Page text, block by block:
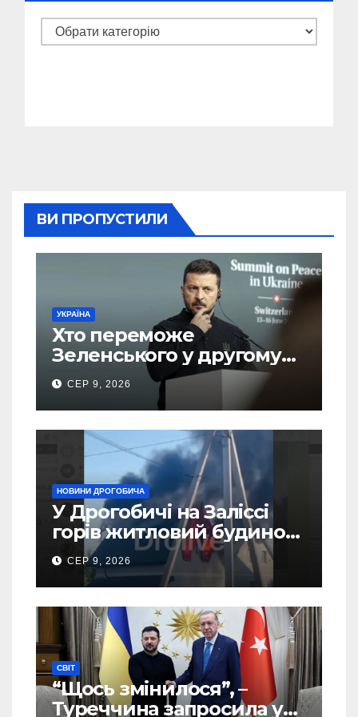
Категорії
ВИ ПРОПУСТИЛИ
УКРАЇНА
Хто переможе
Зеленського у другому
турі виборів президента
України – новий рейтинг
SOCIS
СЕР 9, 2026
НОВИНИ ДРОГОБИЧА
У Дрогобичі на Заліссі
горів житловий будинок
(Відео)
СЕР 9, 2026
СВІТ
“Щось змінилося”, –
Туреччина запросила у